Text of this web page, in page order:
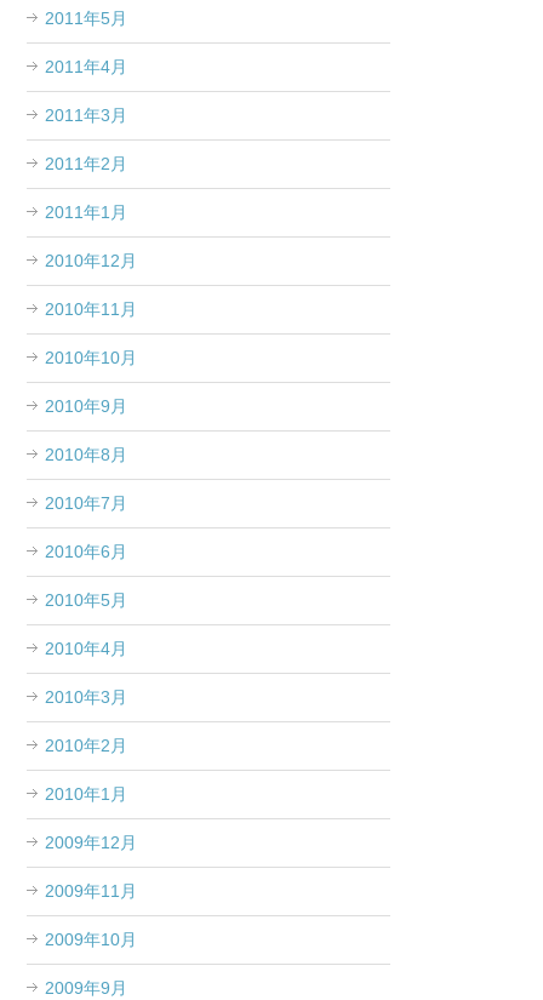
2011年5月
2011年4月
2011年3月
2011年2月
2011年1月
2010年12月
2010年11月
2010年10月
2010年9月
2010年8月
2010年7月
2010年6月
2010年5月
2010年4月
2010年3月
2010年2月
2010年1月
2009年12月
2009年11月
2009年10月
2009年9月